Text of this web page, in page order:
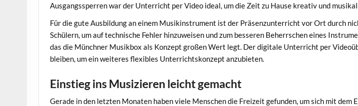
Ausgangssperren war der Unterricht per Video ideal, um die Zeit zu Hause kreativ und
Für die gute Ausbildung an einem Musikinstrument ist der Präsenzunterricht vor Ort durch
Schülern, um auf technische Fehler hinzuweisen und zum besseren Beherrschen eines
das die Münchner Musikbox als Konzept großen Wert legt. Der digitale Unterricht per
bleiben, um ein weiteres flexibles Unterrichtskonzept anzubieten.
Einstieg ins Musizieren leicht gemacht
Gerade in den letzten Monaten haben viele Menschen die Freizeit gefunden, um sich mit